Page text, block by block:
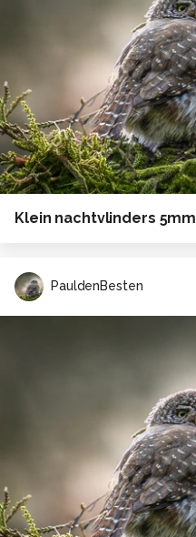
Klein nachtvlinders 5mm
PauldenBesten